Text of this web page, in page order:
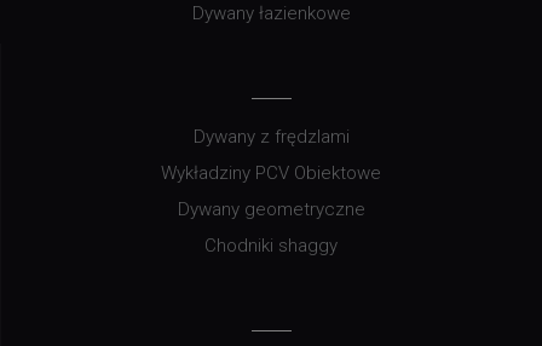
Dywany łazienkowe
Dywany z frędzlami
Wykładziny PCV Obiektowe
Dywany geometryczne
Chodniki shaggy